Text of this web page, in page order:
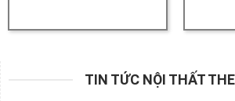
TIN TỨC NỘI THẤT